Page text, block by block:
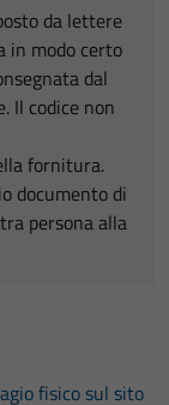
da lettere
in modo certo
dal
Il codice non
fornitura.
documento di
persona alla
fisico sul sito